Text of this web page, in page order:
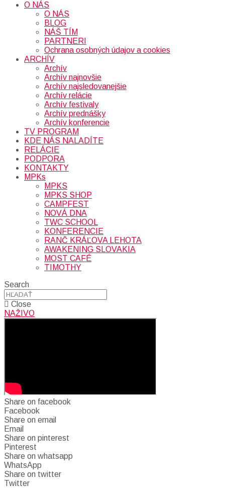
O NÁS
O NÁS
BLOG
NÁŠ TÍM
PARTNERI
Ochrana osobných údajov a cookies
ARCHÍV
Archív
Archív najnovšie
Archív najsledovanejšie
Archív relácie
Archív festivaly
Archív prednášky
Archív konferencie
TV PROGRAM
KDE NÁS NALADÍTE
RELÁCIE
PODPORA
KONTAKTY
MPKs
MPKS
MPKS SHOP
CAMPFEST
NOVÁ DNA
TWC SCHOOL
KONFERENCIE
RANČ KRÁĽOVA LEHOTA
AWAKENING SLOVAKIA
MOST CAFÉ
TIMOTHY
Search
Close
NAŽIVO
Share on facebook
Facebook
Share on email
Email
Share on pinterest
Pinterest
Share on whatsapp
WhatsApp
Share on twitter
Twitter